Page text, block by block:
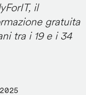
il
gratuita
tra i 19 e i 34